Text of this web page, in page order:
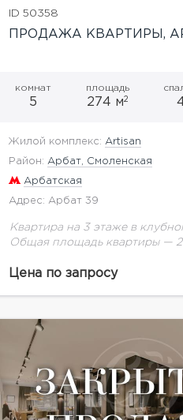
ID 50358
ПРОДАЖА КВАРТИРЫ,
комнат
5
площадь
274 м2
Жилой комплекс: Artisan
Район: Арбат, Смоленская
Арбатская
Адрес: Арбат 39
Квартира на 3 этаже в
Общая площадь квартиры —
на исторической улице
Цена по запросу